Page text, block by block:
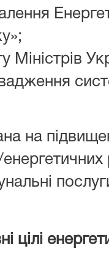
Міністрів
на
цілі